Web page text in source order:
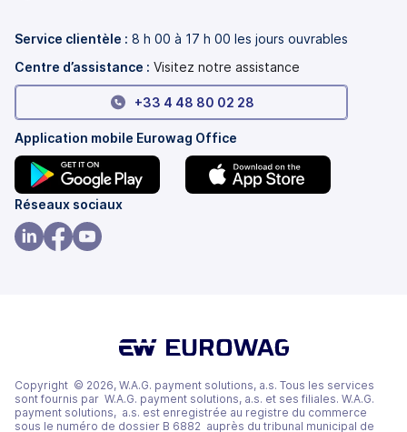
onglet)
nouvel
Service clientèle : 8 h 00 à 17 h 00 les jours ouvrables
Centre d’assistance : Visitez notre assistance
+33 4 48 80 02 28
Application mobile Eurowag Office
(s'ouvre
dans
un
Réseaux sociaux
onglet)
Copyright © 2026, W.A.G. payment solutions, a.s. Tous les services
sont fournis par W.A.G. payment solutions, a.s. et ses filiales. W.A.G.
payment solutions, a.s. est enregistrée au registre du commerce
sous le numéro de dossier B 6882 auprès du tribunal municipal de